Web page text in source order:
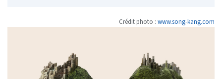
Crédit photo : www.song-kang.com